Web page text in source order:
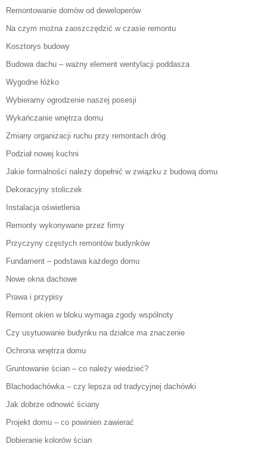
Remontowanie domów od deweloperów
Na czym można zaoszczędzić w czasie remontu
Kosztorys budowy
Budowa dachu – ważny element wentylacji poddasza
Wygodne łóżko
Wybieramy ogrodzenie naszej posesji
Wykańczanie wnętrza domu
Zmiany organizacji ruchu przy remontach dróg
Podział nowej kuchni
Jakie formalności należy dopełnić w związku z budową domu
Dekoracyjny stoliczek
Instalacja oświetlenia
Remonty wykonywane przez firmy
Przyczyny częstych remontów budynków
Fundament – podstawa każdego domu
Nowe okna dachowe
Prawa i przypisy
Remont okien w bloku wymaga zgody wspólnoty
Czy usytuowanie budynku na działce ma znaczenie
Ochrona wnętrza domu
Gruntowanie ścian – co należy wiedzieć?
Blachodachówka – czy lepsza od tradycyjnej dachówki
Jak dobrze odnowić ściany
Projekt domu – co powinien zawierać
Dobieranie kolorów ścian